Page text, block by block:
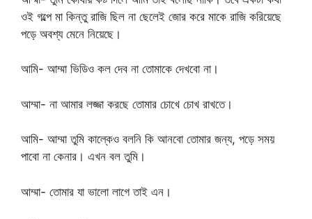
ওই গল্পে মা কিন্তু রাজি ছিল না ছেলেই জোর করে মাকে রাজি করিয়েছে
পড়ে অবশ্য মেনে নিয়েছে।
আমি- আম্মা ভিডিও কল দেব না তোমাকে দেখবো না।
আম্মা- না আমার লজ্জা করছে তোমার চোখে চোখ রাখতে।
আমি- আম্মা তুমি কাল্কেও বলনি কি আনবো তোমার জন্য, পড়ে সময়
পাবো না কেনার। এখন বল তুমি।
আম্মা- তোমার যা ভালো লাগে তাই এন।